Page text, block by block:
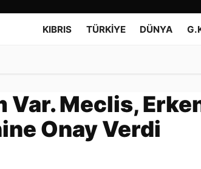
KIBRIS TÜRKİYE DÜNYA
Var. Meclis,
Onay Verdi